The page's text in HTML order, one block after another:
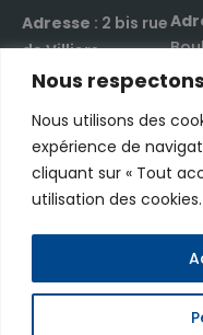
Nous
Nous utilisons des
expérience de
cliquant sur « Tout
utilisation des cookies.
Adresse : 2 bis rue
de Villiers
92300 Levallois-
Email : nous
contacter par e-
mail
(0)1 48 06 70 03
mail
CONTINEW ©